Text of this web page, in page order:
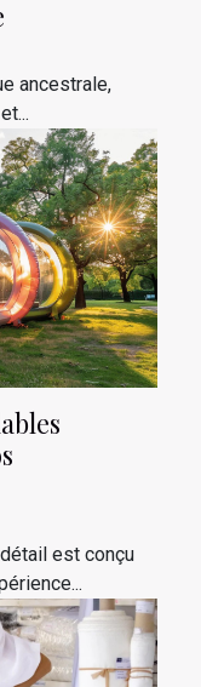
ancestrale,
est conçu